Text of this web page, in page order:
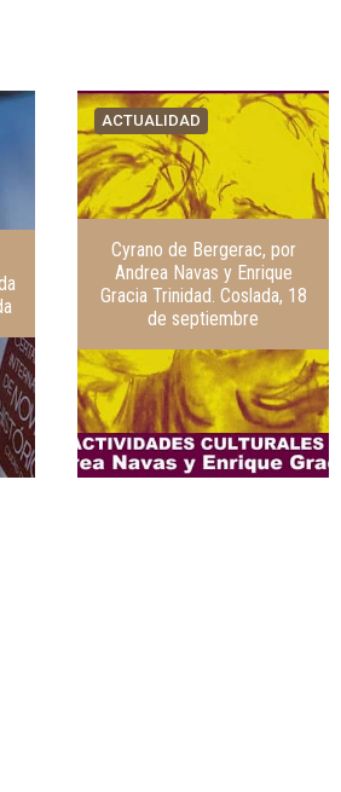
ACTUALIDAD
Cyrano de Bergerac, por
Andrea Navas y Enrique
Gracia Trinidad. Coslada, 18
de septiembre